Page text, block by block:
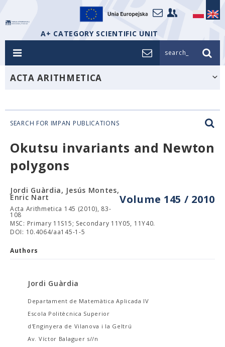
A+ CATEGORY SCIENTIFIC UNIT
search_
ACTA ARITHMETICA
SEARCH FOR IMPAN PUBLICATIONS
Okutsu invariants and Newton
polygons
Volume 145 / 2010
Jordi Guàrdia, Jesús Montes,
Enric Nart
Acta Arithmetica 145 (2010), 83-
108
MSC: Primary 11S15; Secondary 11Y05, 11Y40.
DOI: 10.4064/aa145-1-5
Authors
Jordi Guàrdia
Departament de Matemàtica Aplicada IV
Escola Politècnica Superior
d'Enginyera de Vilanova i la Geltrú
Av. Víctor Balaguer s//n